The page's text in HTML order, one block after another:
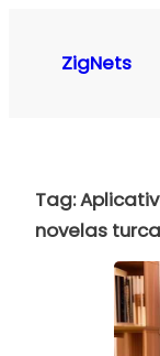
ZigNets
Tag:
novelas